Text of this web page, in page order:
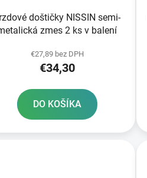
doštičky NISSIN semi-
zmes 2 ks v balení
€27,89 bez DPH
€34,30
DO KOŠÍKA